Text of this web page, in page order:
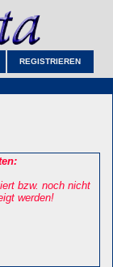
REGISTRIEREN
bzw. noch nicht
werden!